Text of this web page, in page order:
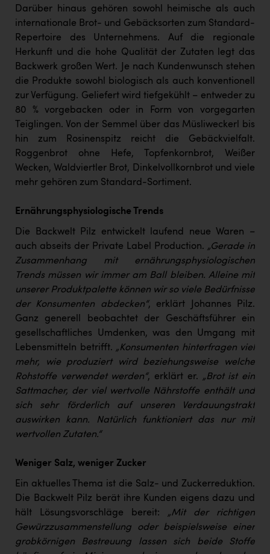
TCL
TGW Logistics
TRAILOMAT & Cycling Austria
VERITAS
Vier Diamanten
Vorlagenportal
Wir besiegen Krebs
Wirtschaftskammer OÖ
ZULuft - Zukunft Luft Austria
Österreichisches Hebammengremium
Wirtschaftskammer OÖ Energiehandel
Dopgas
kunden basics
kontakt
Darüber hinaus gehören sowohl heimische als auch
internationale Brot- und Gebäcksorten zum Standard-
Repertoire des Unternehmens. Auf die regionale
Herkunft und die hohe Qualität der Zutaten legt das
Backwerk großen Wert. Je nach Kundenwunsch stehen
die Produkte sowohl biologisch als auch konventionell
zur Verfügung. Geliefert wird tiefgekühlt – entweder zu
80 % vorgebacken oder in Form von vorgegarten
Teiglingen. Von der Semmel über das Müsliweckerl bis
hin zum Rosinenspitz reicht die Gebäckvielfalt.
Roggenbrot ohne Hefe, Topfenkornbrot, Weißer
Wecken, Waldviertler Brot, Dinkelvollkornbrot und viele
mehr gehören zum Standard-Sortiment.
Ernährungsphysiologische Trends
Die Backwelt Pilz entwickelt laufend neue Waren –
auch abseits der Private Label Production. „Gerade in
Zusammenhang mit ernährungsphysiologischen
Trends müssen wir immer am Ball bleiben. Alleine mit
unserer Produktpalette können wir so viele Bedürfnisse
der Konsumenten abdecken“, erklärt Johannes Pilz.
Ganz generell beobachtet der Geschäftsführer ein
gesellschaftliches Umdenken, was den Umgang mit
Lebensmitteln betrifft. „Konsumenten hinterfragen viel
mehr, wie produziert wird beziehungsweise welche
Rohstoffe verwendet werden“, erklärt er. „Brot ist ein
Sattmacher, der viel wertvolle Nährstoffe enthält und
sich sehr förderlich auf unseren Verdauungstrakt
auswirken kann. Natürlich funktioniert das nur mit
wertvollen Zutaten.“
Weniger Salz, weniger Zucker
Ein aktuelles Thema ist die Salz- und Zuckerreduktion.
Die Backwelt Pilz berät ihre Kunden eigens dazu und
hält Lösungsvorschläge bereit: „Mit der richtigen
Gewürzzusammenstellung oder beispielsweise einer
grobkörnigen Bestreuung lassen sich beide Stoffe